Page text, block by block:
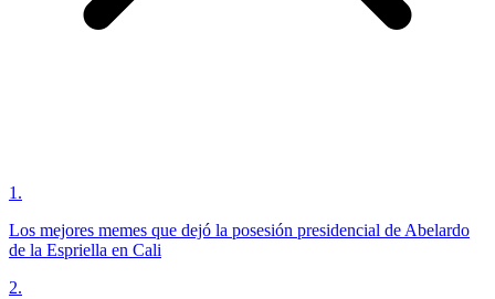
1 .
Los mejores memes que dejó la posesión presidencial de Abelardo
de la Espriella en Cali
2.